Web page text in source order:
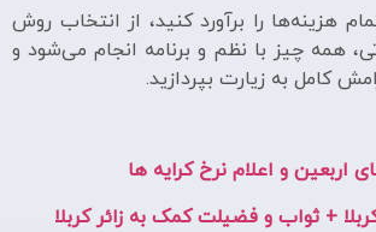
هزینه‌ها را برآورد کنید، از انتخاب روش
همه چیز با نظم و برنامه انجام می‌شود و
کامل به زیارت بپردازید.
و اعلام نرخ کرایه ها
+ ثواب و فضیلت کمک به زائر کربلا